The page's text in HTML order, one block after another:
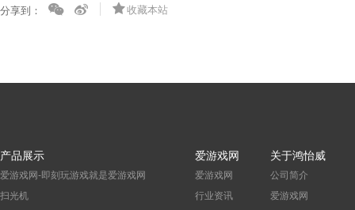
分享到： 收藏本站
产品展示
爱游戏网-即刻玩游戏就是爱游戏网
扫光机
爱游戏网
爱游戏网
行业资讯
关于鸿怡威
公司简介
爱游戏网